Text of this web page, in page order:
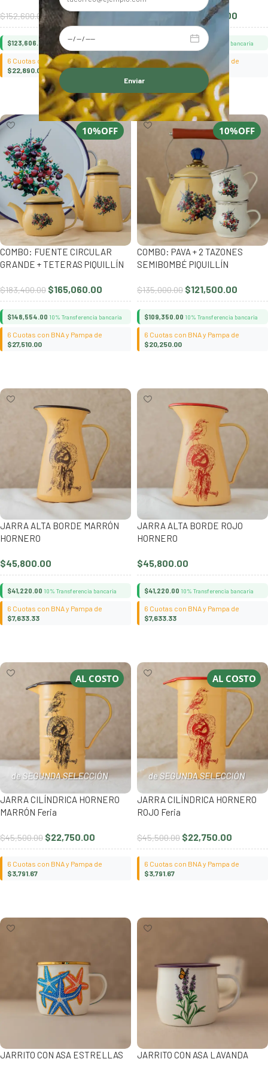
Alternative:
$152,600.00 $ 137,340.00
$123,606.00 10% Transferencia bancaria
6 Cuotas con BNA y Pampa de
$22,890.00
Añadir al carrito
$108,810.00
10% Transferencia bancaria
6 Cuotas con BNA y Pampa de
$18,135.00
Añadir al carrito
10%OFF
COMBO: FUENTE CIRCULAR
GRANDE + TETERAS PIQUILLÍN
$183,400.00 $165,060.00
$148,554.00 10% Transferencia bancaria
6 Cuotas con BNA y Pampa de
$27,510.00
10%OFF
COMBO: PAVA + 2 TAZONES
SEMIBOMBÉ PIQUILLÍN
$135,000.00 $121,500.00
$109,350.00 10% Transferencia bancaria
6 Cuotas con BNA y Pampa de
$20,250.00
JARRA ALTA BORDE MARRÓN
HORNERO
$45,800.00
$41,220.00 10% Transferencia bancaria
6 Cuotas con BNA y Pampa de
$7,633.33
JARRA ALTA BORDE ROJO
HORNERO
$45,800.00
$41,220.00 10% Transferencia bancaria
6 Cuotas con BNA y Pampa de
$7,633.33
AL COSTO
JARRA CILÍNDRICA HORNERO
MARRÓN Feria
$45,500.00 $22,750.00
6 Cuotas con BNA y Pampa de
$3,791.67
AL COSTO
JARRA CILÍNDRICA HORNERO
ROJO Feria
$45,500.00 $22,750.00
6 Cuotas con BNA y Pampa de
$3,791.67
JARRITO CON ASA ESTRELLAS JARRITO CON ASA LAVANDA